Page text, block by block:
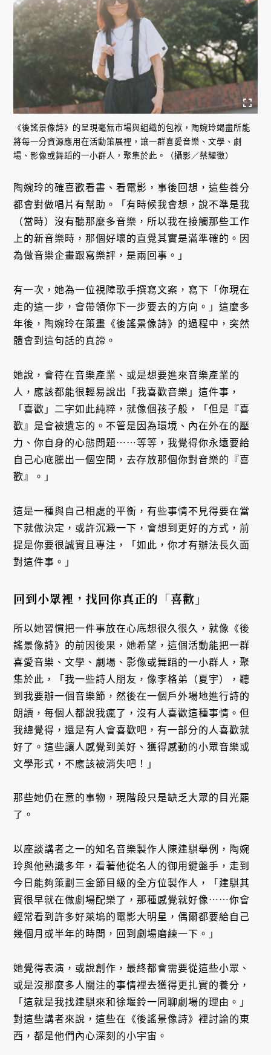
《後謠景像詩》的呈現毫無市場與組織的包袱，陶婉玲竭盡所能
將每一分資源應用在活動策展裡，讓一群喜愛音樂、文學、劇
場、影像或舞蹈的一小群人，聚集於此。（攝影／蔡耀徵）
陶婉玲的確喜歡看書、看電影，事後回想，這些養分
都會對做唱片有幫助。「有時候我會想，說不準是我
（當時）沒有聽那麼多音樂，所以我在接觸那些工作
上的新音樂時，那個好壞的直覺其實是滿準確的。因
為做音樂企畫跟寫樂評，是兩回事。」
有一次，她為一位視障歌手撰寫文案，寫下「你現在
走的這一步，會帶領你下一步要去的方向。」這麼多
年後，陶婉玲在策畫《後謠景像詩》的過程中，突然
體會到這句話的真諦。
她說，會待在音樂產業、或是想要進來音樂產業的
人，應該都能很輕易說出「我喜歡音樂」這件事，
「喜歡」二字如此純粹，就像個孩子般，「但是『喜
歡』是會被遺忘的。不管是因為環境、內在外在的壓
力、你自身的心態問題⋯⋯等等，我覺得你永遠要給
自己心底騰出一個空間，去存放那個你對音樂的『喜
歡』。」
這是一種與自己相處的平衡，有些事情不見得要在當
下就做決定，或許沉澱一下，會想到更好的方式，前
提是你要很誠實且專注，「如此，你才有辦法長久面
對這件事。」
回到小眾裡，找回你真正的「喜歡」
所以她習慣把一件事放在心底想很久很久，就像《後
謠景像詩》的前因後果，她希望，這個活動能把一群
喜愛音樂、文學、劇場、影像或舞蹈的一小群人，聚
集於此，「我一些詩人朋友，像李格弟（夏宇），聽
到我要辦一個音樂節，然後在一個戶外場地進行詩的
朗讀，每個人都說我瘋了，沒有人喜歡這種事情。但
我總覺得，還是有人會喜歡吧，有一部分的人喜歡就
好了。這些讓人感覺到美好、獲得感動的小眾音樂或
文學形式，不應該被消失吧！」
那些她仍在意的事物，現階段只是缺乏大眾的目光罷
了。
以座談講者之一的知名音樂製作人陳建騏舉例，陶婉
玲與他熟識多年，看著他從名人的御用鍵盤手，走到
今日能夠策劃三金節目級的全方位製作人，「建騏其
實很早就在做劇場配樂了，那種感覺就好像⋯⋯你會
經常看到許多好萊塢的電影大明星，偶爾都要給自己
幾個月或半年的時間，回到劇場磨練一下。」
她覺得表演，或說創作，最終都會需要從這些小眾、
或是沒那麼多人關注的事情裡去獲得更扎實的養分，
「這就是我找建騏來和徐堰鈴一同聊劇場的理由。」
對這些講者來說，這些在《後謠景像詩》裡討論的東
西，都是他們內心深刻的小宇宙。